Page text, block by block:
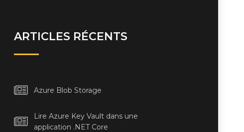
ARTICLES RÉCENTS
Azure Blob Storage
Lire Azure Key Vault dans une
application .NET Core